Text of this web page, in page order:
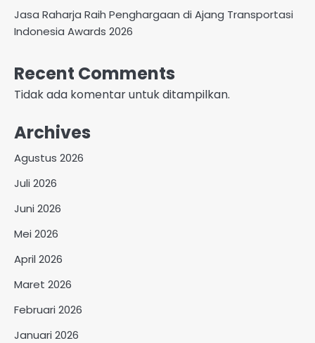
Jasa Raharja Raih Penghargaan di Ajang Transportasi
Indonesia Awards 2026
Recent Comments
Tidak ada komentar untuk ditampilkan.
Archives
Agustus 2026
Juli 2026
Juni 2026
Mei 2026
April 2026
Maret 2026
Februari 2026
Januari 2026